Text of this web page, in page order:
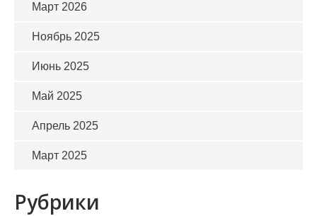
Март 2026
Ноябрь 2025
Июнь 2025
Май 2025
Апрель 2025
Март 2025
Рубрики